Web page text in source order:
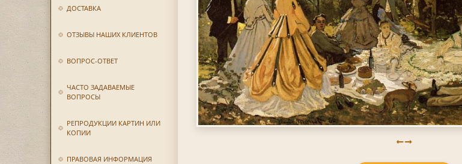
ДОСТАВКА
ОТЗЫВЫ НАШИХ КЛИЕНТОВ
ВОПРОС-ОТВЕТ
ЧАСТО ЗАДАВАЕМЫЕ
ВОПРОСЫ
РЕПРОДУКЦИИ КАРТИН ИЛИ
КОПИИ
ПРАВОВАЯ ИНФОРМАЦИЯ